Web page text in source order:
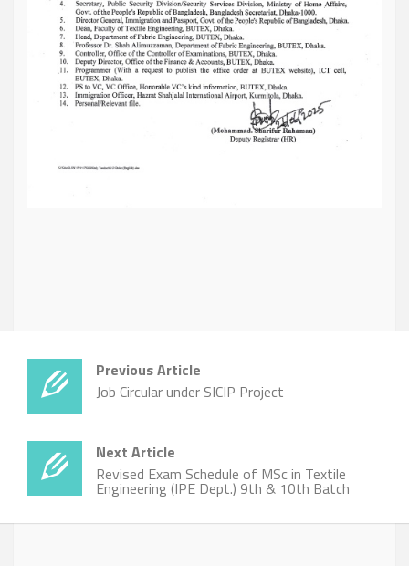
Previous Article
Job Circular under SICIP Project
Next Article
Revised Exam Schedule of MSc in Textile
Engineering (IPE Dept.) 9th & 10th Batch